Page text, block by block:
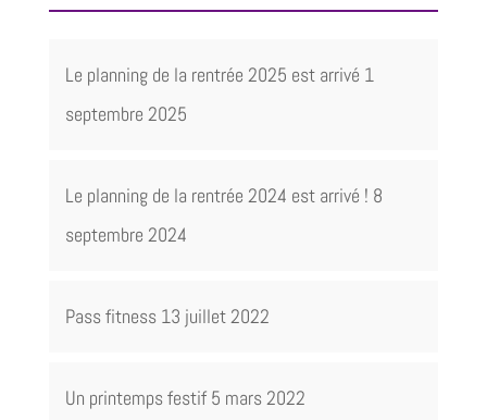
Le planning de la rentrée 2025 est arrivé 1
septembre 2025
Le planning de la rentrée 2024 est arrivé ! 8
septembre 2024
Pass fitness 13 juillet 2022
Un printemps festif 5 mars 2022